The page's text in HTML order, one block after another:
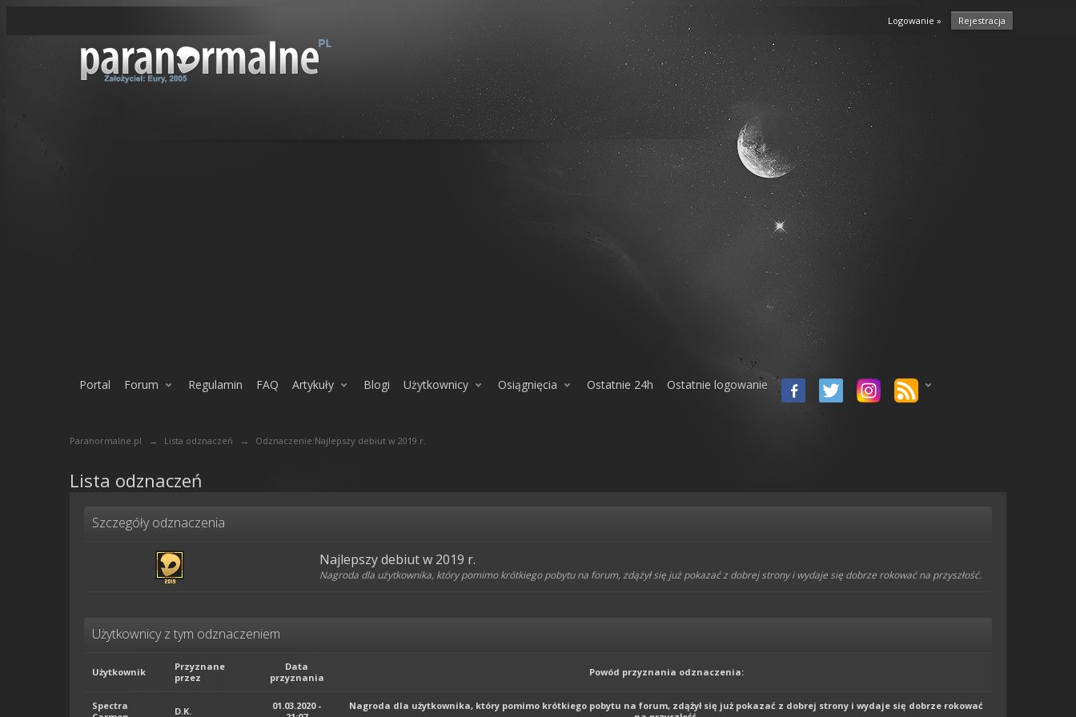
Logowanie » Rejestracja
Portal Forum Regulamin FAQ Artykuły Blogi Użytkownicy Osiągnięcia Ostatnie 24h Ostatnie logowanie
Paranormalne.pl → Lista odznaczeń → Odznaczenie:Najlepszy debiut w 2019 r.
Lista odznaczeń
Szczegóły odznaczenia
Najlepszy debiut w 2019 r.
Nagroda dla użytkownika, który pomimo krótkiego pobytu na forum, zdążył się już pokazać z dobrej strony i wydaje się dobrze rokować na przyszłość.
Użytkownicy z tym odznaczeniem
Użytkownik
Przyznane
przez
Data
przyznania
Powód przyznania odznaczenia:
Spectra
D.K.
01.03.2020 -
Nagroda dla użytkownika, który pomimo krótkiego pobytu na forum, zdążył się już pokazać z dobrej strony i wydaje się dobrze rokować